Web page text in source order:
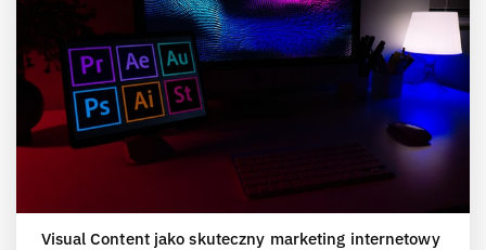
Visual Content jako skuteczny marketing internetowy